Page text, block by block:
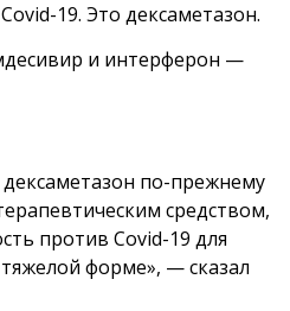
19. Это дексаметазон.
и интерферон —
по-прежнему
средством,
против Covid-19 для
форме», — сказал